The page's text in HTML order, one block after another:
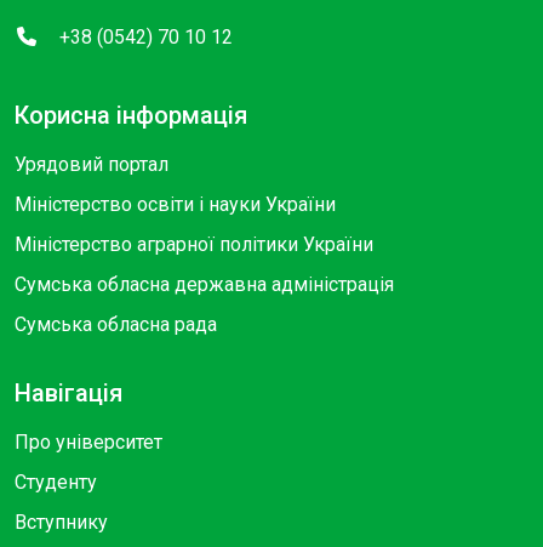
+38 (0542) 70 10 12
Корисна інформація
Урядовий портал
Міністерство освіти і науки України
Міністерство аграрної політики України
Сумська обласна державна адміністрація
Сумська обласна рада
Навігація
Про університет
Студенту
Вступнику